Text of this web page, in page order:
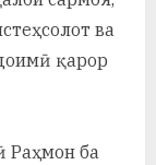
ва
қарор
Раҳмон ба